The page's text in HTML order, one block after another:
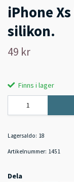
iPhone
silikon.
49 kr
Finns i lager
Lagersaldo: 18
Artikelnummer: 1451
Dela